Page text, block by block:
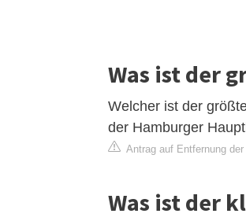
Was ist der
Welcher ist der
der Hamburger
Antrag auf Entfernung
Was ist der